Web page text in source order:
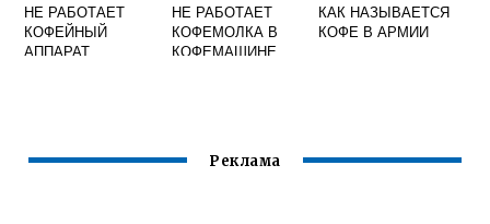
НЕ РАБОТАЕТ
КОФЕЙНЫЙ
АППАРАТ
НЕ РАБОТАЕТ
КОФЕМОЛКА В
КОФЕМАШИНЕ
КАК НАЗЫВАЕТСЯ
КОФЕ В АРМИИ
Реклама